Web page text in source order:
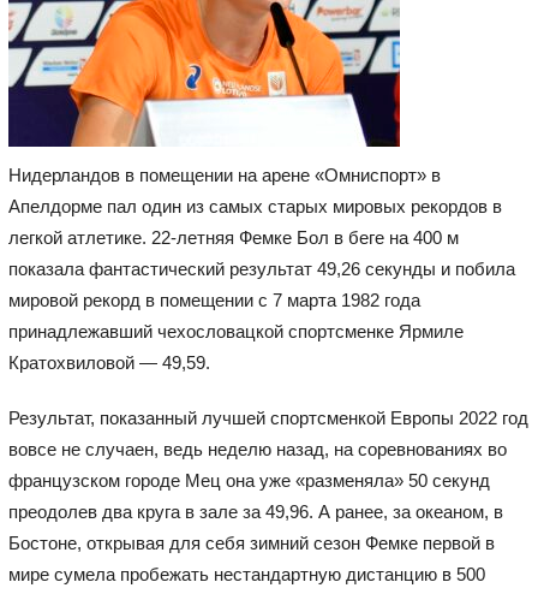
Нидерландов в помещении на арене «Омниспорт» в
Апелдорме пал один из самых старых мировых рекордов в
легкой атлетике. 22-летняя Фемке Бол в беге на 400 м
показала фантастический результат 49,26 секунды и побила
мировой рекорд в помещении с 7 марта 1982 года
принадлежавший чехословацкой спортсменке Ярмиле
Кратохвиловой — 49,59.
Результат, показанный лучшей спортсменкой Европы 2022 год
вовсе не случаен, ведь неделю назад, на соревнованиях во
французском городе Мец она уже «разменяла» 50 секунд
преодолев два круга в зале за 49,96. А ранее, за океаном, в
Бостоне, открывая для себя зимний сезон Фемке первой в
мире сумела пробежать нестандартную дистанцию в 500